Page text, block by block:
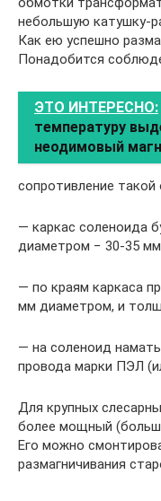
небольшую катушку-
Как ею успешно
Понадобится
ЭТО ИНТЕРЕСНО:
температуру
неодимовый
сопротивление
— каркас соленоида
диаметром − 30-35
— по краям каркаса
мм диаметром, и
— на соленоид
провода марки ПЭЛ
Для крупных
более мощный
Его можно
размагничивания